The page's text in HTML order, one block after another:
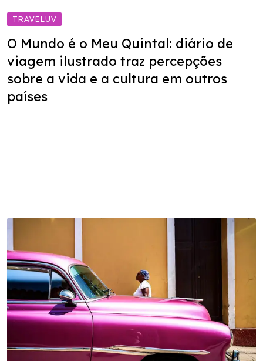
TRAVELUV
O Mundo é o Meu Quintal: diário de
viagem ilustrado traz percepções
sobre a vida e a cultura em outros
países